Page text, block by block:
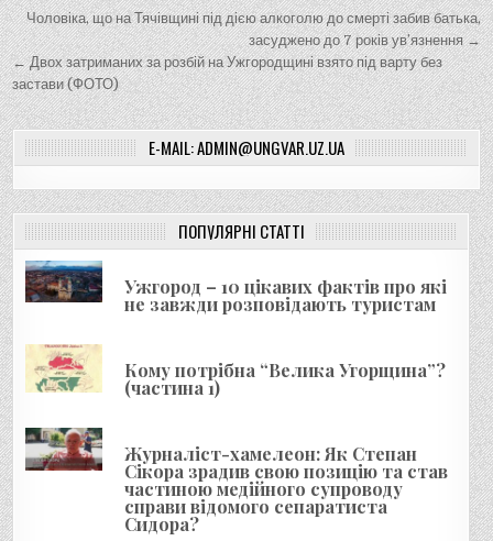
Н
а
в
і
г
а
ц
і
я
з
а
п
и
с
і
в
Чоловіка, що на Тячівщині під дією алкоголю до смерті забив батька,
засуджено до 7 років ув’язнення →
← Двох затриманих за розбій на Ужгородщині взято під варту без
застави (ФОТО)
E-MAIL: ADMIN@UNGVAR.UZ.UA
ПОПУЛЯРНІ СТАТТІ
Ужгород – 10 цікавих фактів про які
не завжди розповідають туристам
Кому потрібна “Велика Угорщина”?
(частина 1)
Журналіст-хамелеон: Як Степан
Сікора зрадив свою позицію та став
частиною медійного супроводу
справи відомого сепаратиста
Сидора?